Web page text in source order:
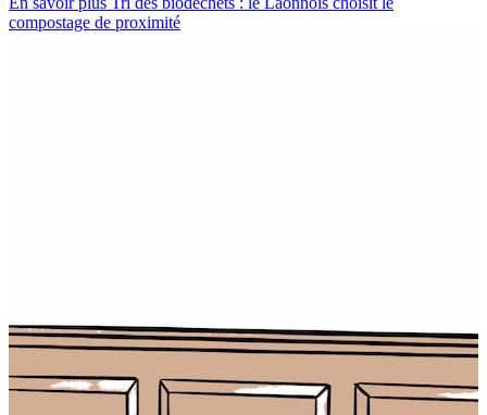
compostage de proximité